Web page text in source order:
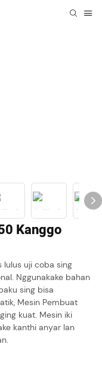
Kanggo
lulus uji coba sing
Nggunakake bahan
sing bisa
Mesin Pembuat
kuat. Mesin iki
kanthi anyar lan